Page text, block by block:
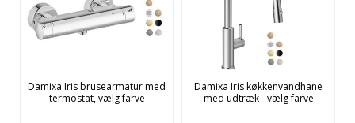
Damixa Iris brusearmatur med
termostat, vælg farve
Damixa Iris køkkenvandhane
med udtræk - vælg farve